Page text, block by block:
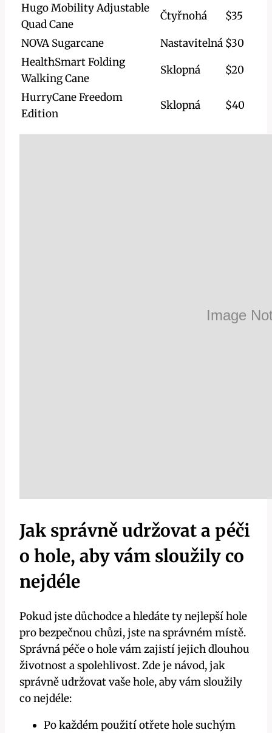
Hugo Mobility Adjustable
Quad Cane
Čtyřnohá $35
NOVA Sugarcane Nastavitelná $30
HealthSmart Folding
Walking Cane
Sklopná $20
HurryCane Freedom
Edition
Sklopná $40
Jak správně udržovat a péči
o hole, aby vám sloužily co
nejdéle
Pokud jste důchodce a hledáte ty nejlepší hole
pro bezpečnou chůzi, jste na správném místě.
Správná péče o hole vám zajistí jejich dlouhou
životnost a spolehlivost. Zde je návod, jak
správně udržovat vaše hole, aby vám sloužily
co nejdéle:
Po každém použití otřete hole suchým